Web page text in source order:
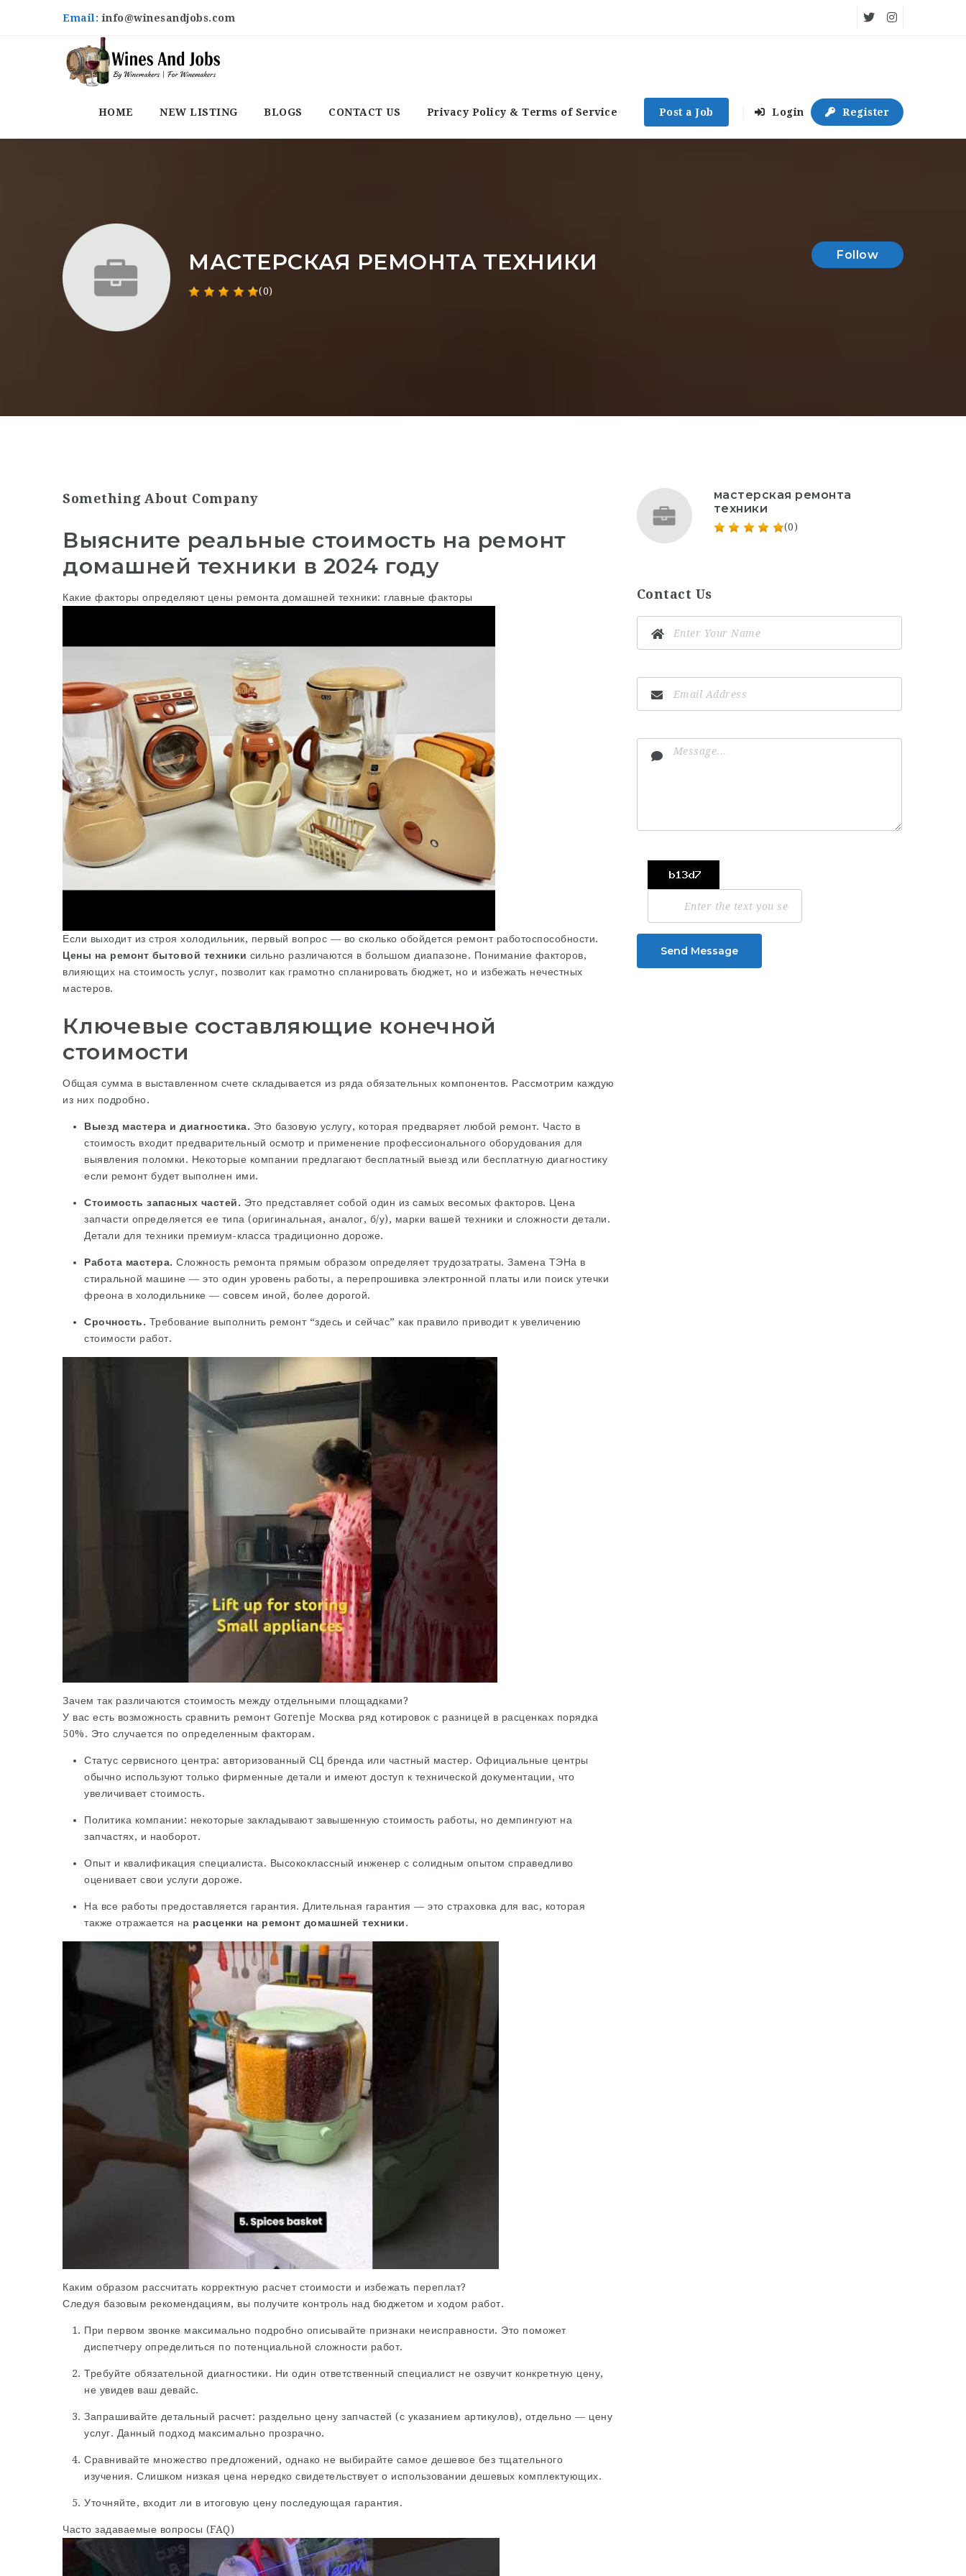
Email:info@winesandjobs.com
HOME NEW LISTING BLOGS CONTACT US Privacy Policy & Terms of Service Post a Job Login Register
МАСТЕРСКАЯ РЕМОНТА ТЕХНИКИ
(0)
Follow
Something About Company
Выясните реальные стоимость на ремонт
домашней техники в 2024 году
Какие факторы определяют цены ремонта домашней техники: главные факторы
Если выходит из строя холодильник, первый вопрос — во сколько обойдется ремонт работоспособности.
Цены на ремонт бытовой техники сильно различаются в большом диапазоне. Понимание факторов,
влияющих на стоимость услуг, позволит как грамотно спланировать бюджет, но и избежать нечестных
мастеров.
Ключевые составляющие конечной
стоимости
Общая сумма в выставленном счете складывается из ряда обязательных компонентов. Рассмотрим каждую
из них подробно.
Выезд мастера и диагностика. Это базовую услугу, которая предваряет любой ремонт. Часто в
стоимость входит предварительный осмотр и применение профессионального оборудования для
выявления поломки. Некоторые компании предлагают бесплатный выезд или бесплатную диагностику
если ремонт будет выполнен ими.
Стоимость запасных частей. Это представляет собой один из самых весомых факторов. Цена
запчасти определяется ее типа (оригинальная, аналог, б/у), марки вашей техники и сложности детали.
Детали для техники премиум-класса традиционно дороже.
Работа мастера. Сложность ремонта прямым образом определяет трудозатраты. Замена ТЭНа в
стиральной машине — это один уровень работы, а перепрошивка электронной платы или поиск утечки
фреона в холодильнике — совсем иной, более дорогой.
Срочность. Требование выполнить ремонт “здесь и сейчас” как правило приводит к увеличению
стоимости работ.
Зачем так различаются стоимость между отдельными площадками?
У вас есть возможность сравнить ремонт Gorenje Москва ряд котировок с разницей в расценках порядка
50%. Это случается по определенным факторам.
Статус сервисного центра: авторизованный СЦ бренда или частный мастер. Официальные центры
обычно используют только фирменные детали и имеют доступ к технической документации, что
увеличивает стоимость.
Политика компании: некоторые закладывают завышенную стоимость работы, но демпингуют на
запчастях, и наоборот.
Опыт и квалификация специалиста. Высококлассный инженер с солидным опытом справедливо
оценивает свои услуги дороже.
На все работы предоставляется гарантия. Длительная гарантия — это страховка для вас, которая
также отражается на расценки на ремонт домашней техники.
Каким образом рассчитать корректную расчет стоимости и избежать переплат?
Следуя базовым рекомендациям, вы получите контроль над бюджетом и ходом работ.
При первом звонке максимально подробно описывайте признаки неисправности. Это поможет
диспетчеру определиться по потенциальной сложности работ.
Требуйте обязательной диагностики. Ни один ответственный специалист не озвучит конкретную цену,
не увидев ваш девайс.
Запрашивайте детальный расчет: раздельно цену запчастей (с указанием артикулов), отдельно — цену
услуг. Данный подход максимально прозрачно.
Сравнивайте множество предложений, однако не выбирайте самое дешевое без тщательного
изучения. Слишком низкая цена нередко свидетельствует о использовании дешевых комплектующих.
Уточняйте, входит ли в итоговую цену последующая гарантия.
Часто задаваемые вопросы (FAQ)
мастерская ремонта
техники
(0)
Contact Us
Send Message